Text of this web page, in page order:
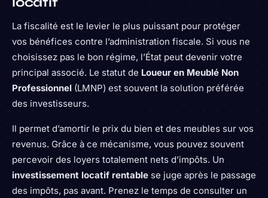
La fiscalité est le levier le plus puissant pour protéger
vos bénéfices contre l’administration fiscale. Si vous ne
choisissez pas le bon régime, l’État peut devenir votre
principal associé. Le statut de Loueur en Meublé Non
Professionnel (LMNP) est souvent la solution préférée
des investisseurs.
Il permet d’amortir le prix du bien et des meubles sur vos
revenus. Grâce à ce mécanisme, vous pouvez souvent
percevoir des loyers totalement nets d’impôts. Un
investissement locatif rentable se juge après le passage
des impôts, pas avant. Prenez le temps de consulter un